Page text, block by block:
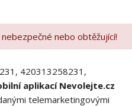
nebo obtěžující!
420313258231,
aplikací Nevolejte.cz
telemarketingovými